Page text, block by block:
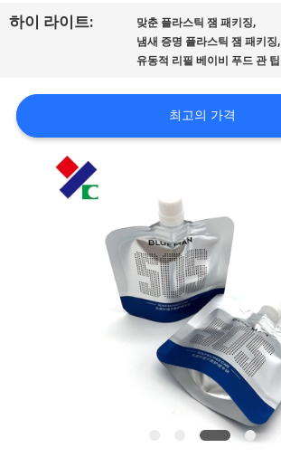
관
하이 라이트: 맞춘 플라스틱 잼 패키징,
냄새 증명 플라스틱 잼 패키징,
유동적 리필 베이비 푸드 관 팁
최고의 가격